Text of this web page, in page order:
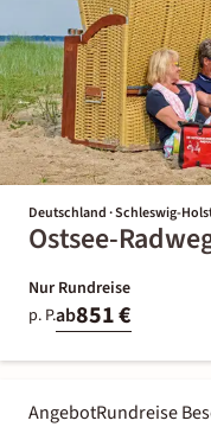
Deutschland · Schleswig-
Ostsee-
Nur Rundreise
p. P.ab851 €
AngebotRundreise